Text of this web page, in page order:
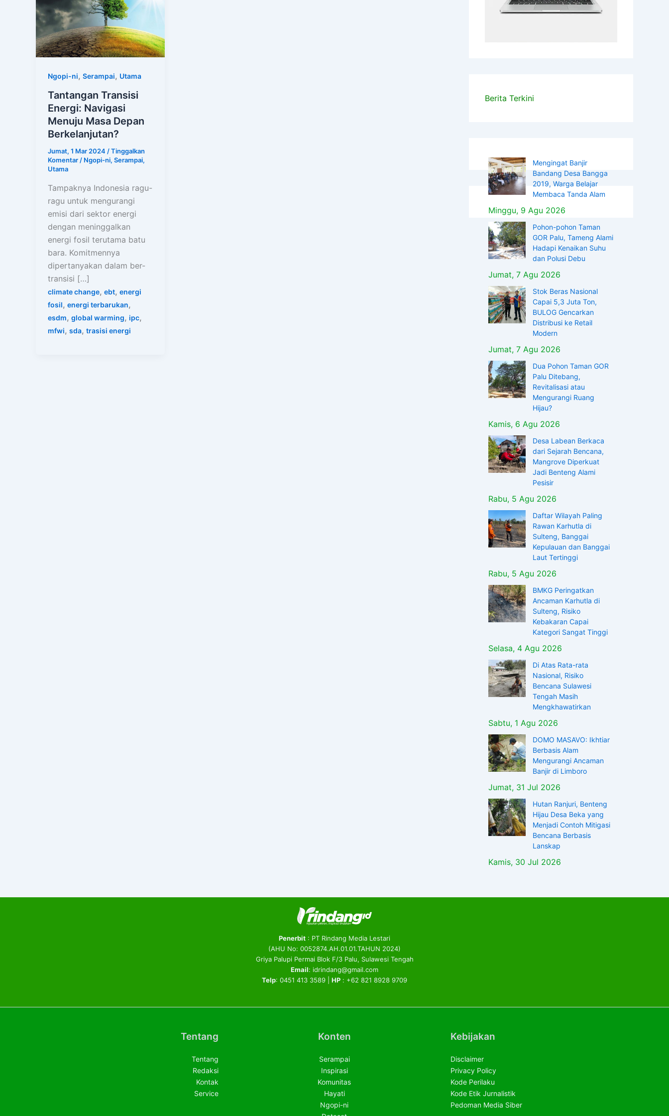
Ngopi-ni, Serampai, Utama
Tantangan Transisi
Energi: Navigasi
Menuju Masa Depan
Berkelanjutan?
Jumat, 1 Mar 2024 /Tinggalkan
Komentar / Ngopi-ni, Serampai,
Utama
Tampaknya Indonesia ragu-
ragu untuk mengurangi
emisi dari sektor energi
dengan meninggalkan
energi fosil terutama batu
bara. Komitmennya
dipertanyakan dalam ber-
transisi […]
climate change, ebt, energi
fosil, energi terbarukan,
esdm, global warming, ipc,
mfwi, sda, trasisi energi
Berita Terkini
Mengingat Banjir
Bandang Desa Bangga
2019, Warga Belajar
Membaca Tanda Alam
Minggu, 9 Agu 2026
Pohon-pohon Taman
GOR Palu, Tameng Alami
Hadapi Kenaikan Suhu
dan Polusi Debu
Jumat, 7 Agu 2026
Stok Beras Nasional
Capai 5,3 Juta Ton,
BULOG Gencarkan
Distribusi ke Retail
Modern
Jumat, 7 Agu 2026
Dua Pohon Taman GOR
Palu Ditebang,
Revitalisasi atau
Mengurangi Ruang
Hijau?
Kamis, 6 Agu 2026
Desa Labean Berkaca
dari Sejarah Bencana,
Mangrove Diperkuat
Jadi Benteng Alami
Pesisir
Rabu, 5 Agu 2026
Daftar Wilayah Paling
Rawan Karhutla di
Sulteng, Banggai
Kepulauan dan Banggai
Laut Tertinggi
Rabu, 5 Agu 2026
BMKG Peringatkan
Ancaman Karhutla di
Sulteng, Risiko
Kebakaran Capai
Kategori Sangat Tinggi
Selasa, 4 Agu 2026
Di Atas Rata-rata
Nasional, Risiko
Bencana Sulawesi
Tengah Masih
Mengkhawatirkan
Sabtu, 1 Agu 2026
DOMO MASAVO: Ikhtiar
Berbasis Alam
Mengurangi Ancaman
Banjir di Limboro
Jumat, 31 Jul 2026
Hutan Ranjuri, Benteng
Hijau Desa Beka yang
Menjadi Contoh Mitigasi
Bencana Berbasis
Lanskap
Kamis, 30 Jul 2026
Penerbit : PT Rindang Media Lestari
(AHU No: 0052874.AH.01.01.TAHUN 2024)
Griya Palupi Permai Blok F/3 Palu, Sulawesi Tengah
Email: idrindang@gmail.com
Telp: 0451 413 3589 | HP : +62 821 8928 9709
Tentang
Tentang
Redaksi
Kontak
Service
Konten
Serampai
Inspirasi
Komunitas
Hayati
Ngopi-ni
Kebijakan
Disclaimer
Privacy Policy
Kode Perilaku
Kode Etik Jurnalistik
Pedoman Media Siber